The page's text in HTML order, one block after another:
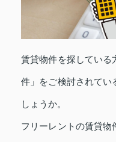
賃貸物件を探している
件」をご検討されてい
しょうか。
フリーレントの賃貸物